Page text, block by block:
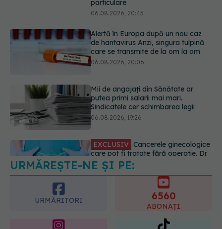
putea primi salarii mai mari.
Sindicatele cer schimbarea legii
06.08.2026, 19:26
care pot fi tratate fără operație. Dr.
Sorin Bogdan (SANADOR): Chirurgia
este indicată doar punctual, pentru
anumite categorii de paciente
EXCLUSIV Brahiterapie vs
radioterapie externă în cancerul
ginecologic. Dr. Sorin Bogdan
(SANADOR) explică diferența și
cum acționează tratamentul
URMĂREȘTE-NE ȘI PE:
URMĂRITORI
ABONAȚI
URMĂRITORI
1401
URMĂRITORI